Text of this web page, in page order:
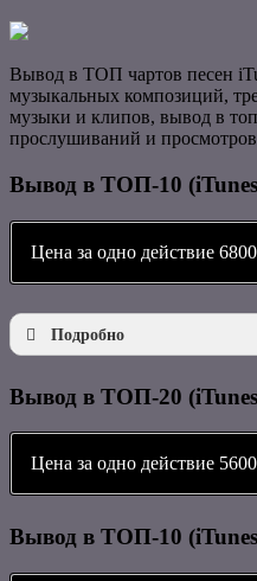
Вывод в ТОП чартов песен
музыкальных композиций,
музыки и клипов, вывод в
прослушиваний и
Вывод в ТОП-10
Цена за одно действие
Подробно
Вывод в ТОП-20
Цена за одно действие
Вывод в ТОП-10